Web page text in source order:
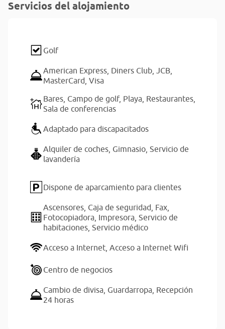
Servicios del alojamiento
Golf
American Express, Diners Club, JCB,
MasterCard, Visa
Bares, Campo de golf, Playa, Restaurantes,
Sala de conferencias
Adaptado para discapacitados
Alquiler de coches, Gimnasio, Servicio de
lavandería
Dispone de aparcamiento para clientes
Ascensores, Caja de seguridad, Fax,
Fotocopiadora, Impresora, Servicio de
habitaciones, Servicio médico
Acceso a Internet, Acceso a Internet Wifi
Centro de negocios
Cambio de divisa, Guardarropa, Recepción
24 horas